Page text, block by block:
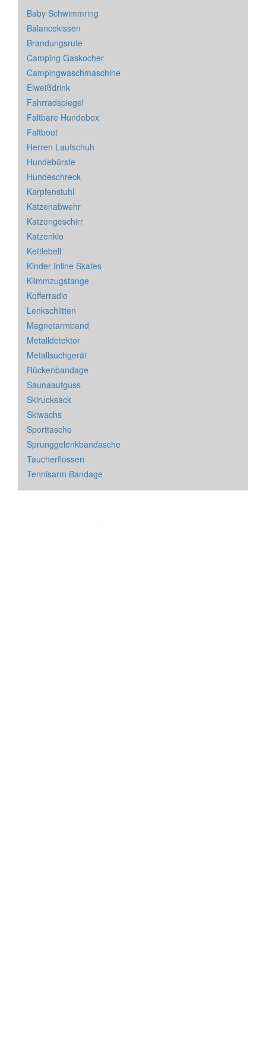
Baby Schwimmring
Balancekissen
Brandungsrute
Camping Gaskocher
Campingwaschmaschine
Eiweißdrink
Fahrradspiegel
Faltbare Hundebox
Faltboot
Herren Laufschuh
Hundebürste
Hundeschreck
Karpfenstuhl
Katzenabwehr
Katzengeschirr
Katzenklo
Kettlebell
Kinder Inline Skates
Klimmzugstange
Kofferradio
Lenkschlitten
Magnetarmband
Metalldetektor
Metallsuchgerät
Rückenbandage
Saunaaufguss
Skirucksack
Skiwachs
Sporttasche
Sprunggelenkbandasche
Taucherflossen
Tennisarm Bandage